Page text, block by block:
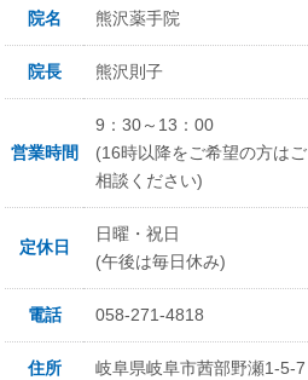
院名 熊沢薬手院
院長 熊沢則子
営業時間
9：30～13：00
(16時以降をご希望の方はご
相談ください)
定休日
日曜・祝日
(午後は毎日休み)
電話 058-271-4818
住所 岐阜県岐阜市茜部野瀬1-5-7